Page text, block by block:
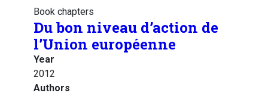
Book chapters
Du bon niveau d’action de
l’Union européenne
Year
2012
Authors